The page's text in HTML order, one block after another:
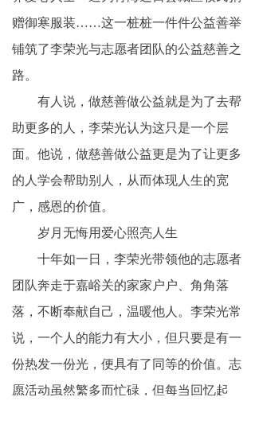
赠御寒服装……这一桩桩一件件公益善举
铺筑了李荣光与志愿者团队的公益慈善之
路。
有人说，做慈善做公益就是为了去帮
助更多的人，李荣光认为这只是一个层
面。他说，做慈善做公益更是为了让更多
的人学会帮助别人，从而体现人生的宽
广，感恩的价值。
岁月无悔用爱心照亮人生
十年如一日，李荣光带领他的志愿者
团队奔走于嘉峪关的家家户户、角角落
落，不断奉献自己，温暖他人。李荣光常
说，一个人的能力有大小，但只要是有一
份热发一份光，便具有了同等的价值。志
愿活动虽然繁多而忙碌，但每当回忆起